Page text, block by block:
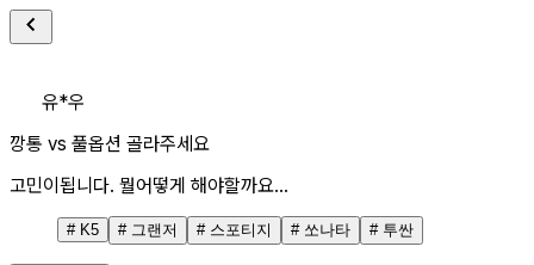
유*우
깡통 vs 풀옵션 골라주세요
고민이됩니다. 뭘어떻게 해야할까요...
# K5 # 그랜저 # 스포티지 # 쏘나타 # 투싼